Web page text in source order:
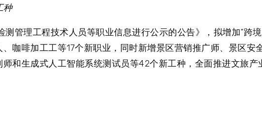
种
管理工程技术人员等职业信息进行公示的公告》，拟增加“跨
咖啡加工工等17个新职业，同时新增景区营销推广师、景区安
和生成式人工智能系统测试员等42个新工种，全面推进文旅产